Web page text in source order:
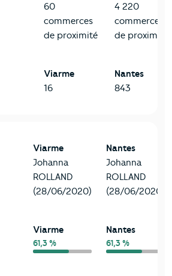
60
commerces
de proximité
4 220
commerces
de proximité
Viarme
16
Nantes
843
Viarme
Johanna
ROLLAND
(28/06/2020)
Nantes
Johanna
ROLLAND
(28/06/2020)
Viarme
61,3 %
Nantes
61,3 %